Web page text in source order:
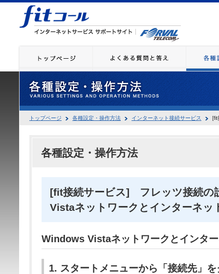
トップページ 各種設定・操作方法 インターネット接続サービス [fit
各種設定・操作方法
[fit接続サービス] フレッツ接続の
Vistaネットワークとインターネッ
Windows Vistaネットワークとインタ
1. スタートメニューから「接続先」